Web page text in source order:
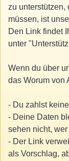
zu unterstützen,
müssen, ist
Den Link findet
unter
Wenn du über
das Worum von
- Du zahlst
- Deine Daten
sehen nicht,
- Der Link
als Vorschlag,